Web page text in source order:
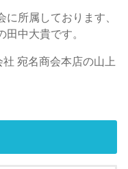
所属しております、
中大貴です。
宛名商会本店の山上